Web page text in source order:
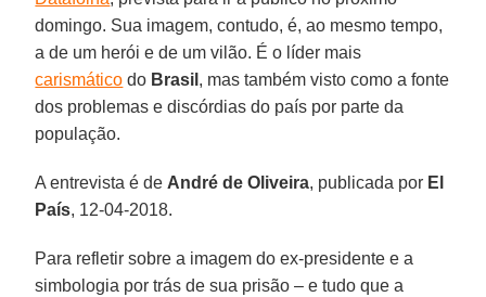
domingo. Sua imagem, contudo, é, ao mesmo tempo,
a de um herói e de um vilão. É o líder mais
carismático do Brasil , mas também visto como a fonte
dos problemas e discórdias do país por parte da
população.
A entrevista é de André de Oliveira, publicada por El
País, 12-04-2018.
Para refletir sobre a imagem do ex-presidente e a
simbologia por trás de sua prisão – e tudo que a